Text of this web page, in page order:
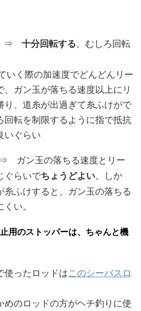
⇒ 十分回転する。むしろ回転
いく際の加速度でどんどんリー
ガン玉が落ちる速度以上にリ
り、道糸が出過ぎて糸ふけがで
回転を制限するように指で抵抗
いぐらい
ガン玉の落ちる速度とリー
ぐらいでちょうどよい。しか
糸ふけすると、ガン玉の落ちる
い。
用のストッパーは、ちゃんと機
使ったロッドはこのシーバスロ
めのロッドの方がヘチ釣りに使